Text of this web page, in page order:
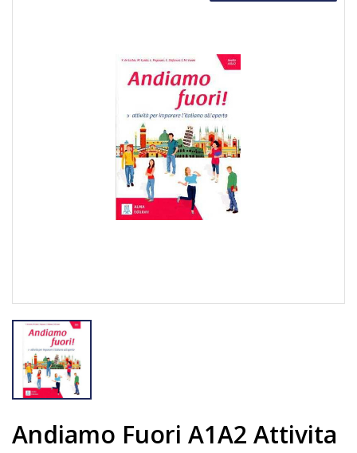
Andiamo Fuori A1A2 Attivita